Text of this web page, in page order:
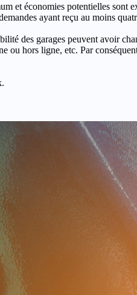
et économies potentielles sont
ayant reçu au moins
des garages peuvent avoir
ou hors ligne, etc. Par